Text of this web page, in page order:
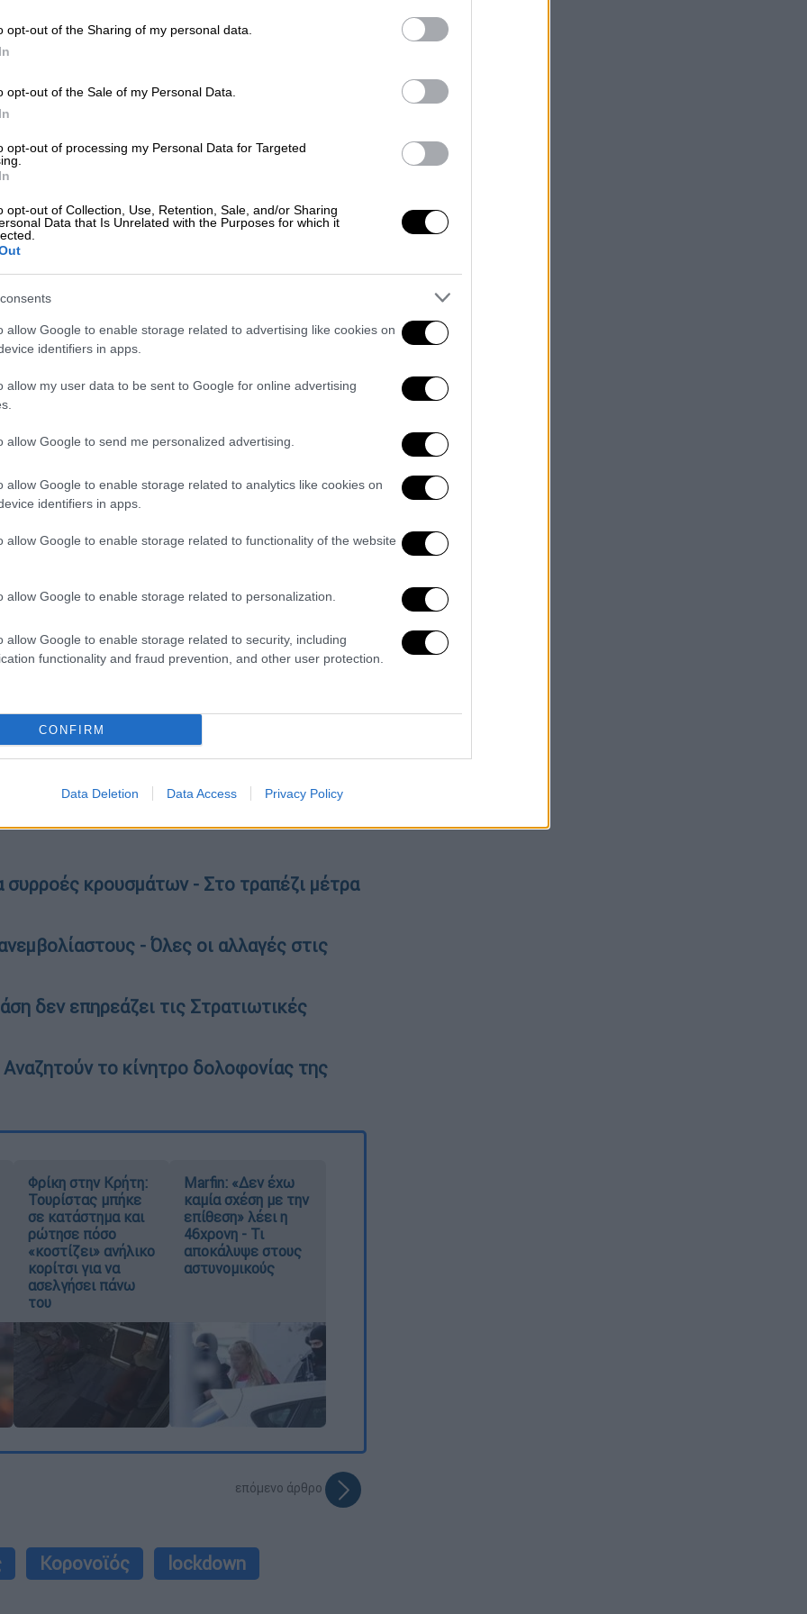
opt-out of the Sharing of my personal data.
opt-out of the Sale of my Personal Data.
opt-out of processing my Personal Data for Targeted
opt-out of Collection, Use, Retention, Sale, and/or Sharing
Data that Is Unrelated with the Purposes for which it
allow Google to enable storage related to advertising like cookies on
identifiers in apps.
allow my user data to be sent to Google for online advertising
allow Google to send me personalized advertising.
allow Google to enable storage related to analytics like cookies on
identifiers in apps.
allow Google to enable storage related to functionality of the website
allow Google to enable storage related to personalization.
allow Google to enable storage related to security, including
functionality and fraud prevention, and other user protection.
CONFIRM
Data Deletion Data Access Privacy Policy
φορτίο φέτος το καλοκαίρι
στην Ελλάδα, σημαντικά
ο κ. Τσακρής, συμπληρώνοντας ότι
όπως στην
lockdown
Δέλτα
, είπε ο καθηγητής, καθώς
Για τυχόν επιστροφή κάποιων
πως αυτό πιθανότατα εφεξής θα γίνεται
κ. Τσακρής ανέφερε ότι παρατηρείται
όχι μόνο στην Ελλάδα, αλλά και
η μόνη λύση για ανάσχεση της
πολίτες να κάνουν το εμβόλιο.
κρουσμάτων - Στο τραπέζι μέτρα
- Όλες οι αλλαγές στις
δεν επηρεάζει τις Στρατιωτικές
το κίνητρο δολοφονίας της
Φρίκη στην Κρήτη:
Τουρίστας μπήκε
σε κατάστημα και
ρώτησε πόσο
«κοστίζει» ανήλικο
κορίτσι για να
ασελγήσει πάνω
του
Marfin: «Δεν έχω
καμία σχέση με την
επίθεση» λέει η
46χρονη - Τι
αποκάλυψε στους
αστυνομικούς
επόμενο άρθρο
Κορονοϊός
lockdown